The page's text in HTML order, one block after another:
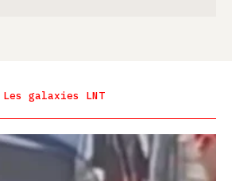
Les galaxies LNT